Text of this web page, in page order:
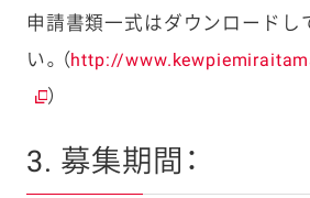
申請書類一式はダウンロードし
い。（http://
）
3. 募集期間：